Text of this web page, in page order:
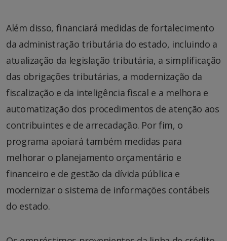
Além disso, financiará medidas de fortalecimento
da administração tributária do estado, incluindo a
atualização da legislação tributária, a simplificação
das obrigações tributárias, a modernização da
fiscalização e da inteligência fiscal e a melhora e
automatização dos procedimentos de atenção aos
contribuintes e de arrecadação. Por fim, o
programa apoiará também medidas para
melhorar o planejamento orçamentário e
financeiro e de gestão da dívida pública e
modernizar o sistema de informações contábeis
do estado.